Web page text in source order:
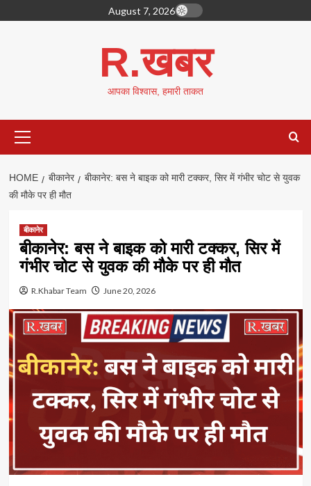
to
August 7, 2026
R.खबर
आपका विश्वास, हमारी ताकत
Menu
HOME बीकानेर
बीकानेर: बस ने बाइक को मारी टक्कर, सिर में गंभीर चोट से युवक
की मौके पर ही मौत
बीकानेर
बीकानेर: बस ने बाइक को मारी टक्कर, सिर में
गंभीर चोट से युवक की मौके पर ही मौत
R.Khabar Team June 20, 2026